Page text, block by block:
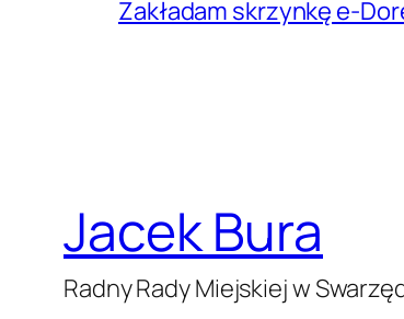
Zakładam skrzynkę e-
Jacek Bura
Radny Rady Miejskiej w